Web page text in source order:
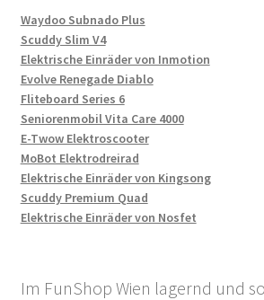
Waydoo Subnado Plus
Scuddy Slim V4
Elektrische Einräder von Inmotion
Evolve Renegade Diablo
Fliteboard Series 6
Seniorenmobil Vita Care 4000
E-Twow Elektroscooter
MoBot Elektrodreirad
Elektrische Einräder von Kingsong
Scuddy Premium Quad
Elektrische Einräder von Nosfet
Im FunShop Wien lagernd und